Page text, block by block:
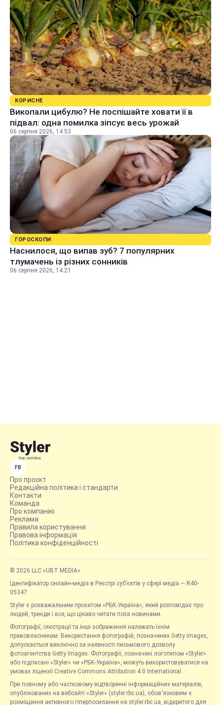
КОРИСНЕ
Викопали цибулю? Не поспішайте ховати її в
підвал: одна помилка зіпсує весь урожай
06 серпня 2026, 14:53
ГОРОСКОПИ
Наснилося, що випав зуб? 7 популярних
тлумачень із різних сонників
06 серпня 2026, 14:21
FB
Про проєкт
Редакційна політика і стандарти
Контакти
Команда
Про компанію
Реклама
Правила користування
Правова інформація
Політика конфіденційності
© 2026 LLC «UBT MEDIA»
Ідентифікатор онлайн-медіа в Реєстрі суб’єктів у сфері медіа — R40-
05347
Styler є розважальним проєктом «РБК-Україна», який розповідає про
людей, тренди і все, що цікаво читати поза новинами.
Фотографії, ілюстрації та інші зображення належать їхнім
правовласникам. Використання фотографій, позначених Getty Images,
допускається виключно за наявності письмового дозволу
фотоагентства Getty Images. Фотографії, позначені логотипом «Styler»
або підписані «Styler» чи «РБК-Україна», можуть використовуватися на
умовах ліцензії Creative Commons Attribution 4.0 International.
При повному або частковому відтворенні інформаційних матеріалів,
опублікованих на вебсайті «Styler» (styler.rbc.ua), обов'язковим є
розміщення активного гіперпосилання на styler.rbc.ua, відкритого для